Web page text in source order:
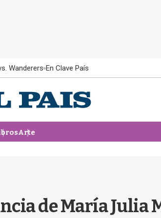
Wanderers En Clave País
Arte
de María Julia